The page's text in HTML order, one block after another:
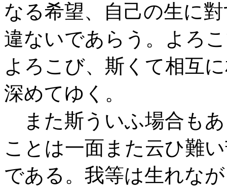
なる希望、自己の生に
違ないであらう。よろ
よろこび、斯くて相互
深めてゆく。
また斯ういふ場合も
ことは一面また云ひ難
である。我等は生れな